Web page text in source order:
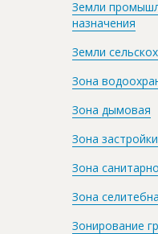
Земли
назначения
Земли
Зона
Зона дымовая
Зона застройки
Зона
Зона
Зонирование